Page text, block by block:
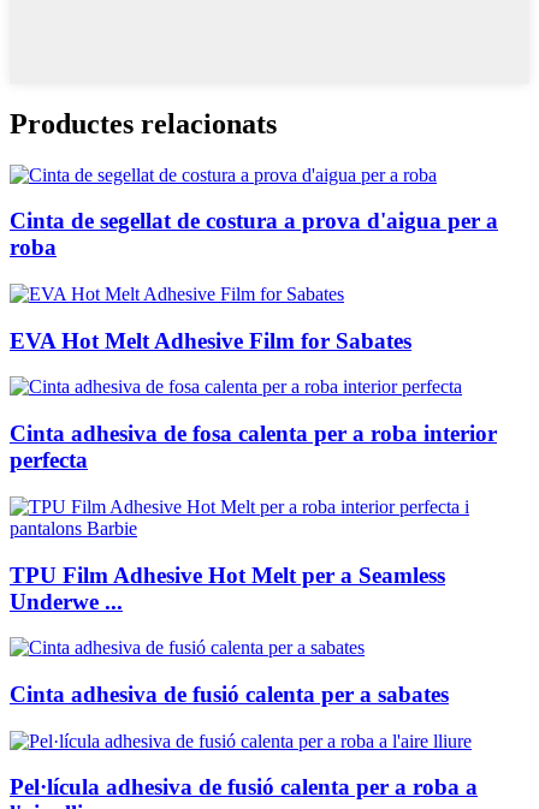
Productes relacionats
Cinta de segellat de costura a prova d'aigua per a
roba
EVA Hot Melt Adhesive Film for Sabates
Cinta adhesiva de fosa calenta per a roba interior
perfecta
TPU Film Adhesive Hot Melt per a Seamless
Underwe ...
Cinta adhesiva de fusió calenta per a sabates
Pel·lícula adhesiva de fusió calenta per a roba a